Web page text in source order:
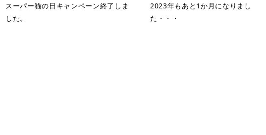
スーパー猫の日キャンペーン終了しま
した。
2023年もあと1か月になりまし
た・・・